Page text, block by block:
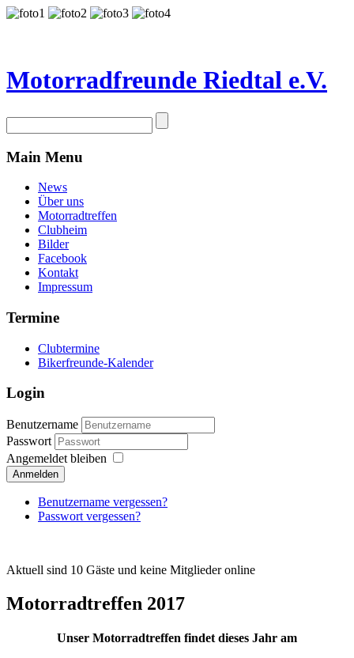
Motorradfreunde Riedtal e.V.
Main Menu
News
Über uns
Motorradtreffen
Clubheim
Bilder
Facebook
Kontakt
Impressum
Termine
Clubtermine
Bikerfreunde-Kalender
Login
Benutzername
Passwort
Angemeldet bleiben
Anmelden
Benutzername vergessen?
Passwort vergessen?
Aktuell sind 10 Gäste und keine Mitglieder online
Motorradtreffen 2017
Unser Motorradtreffen findet dieses Jahr am